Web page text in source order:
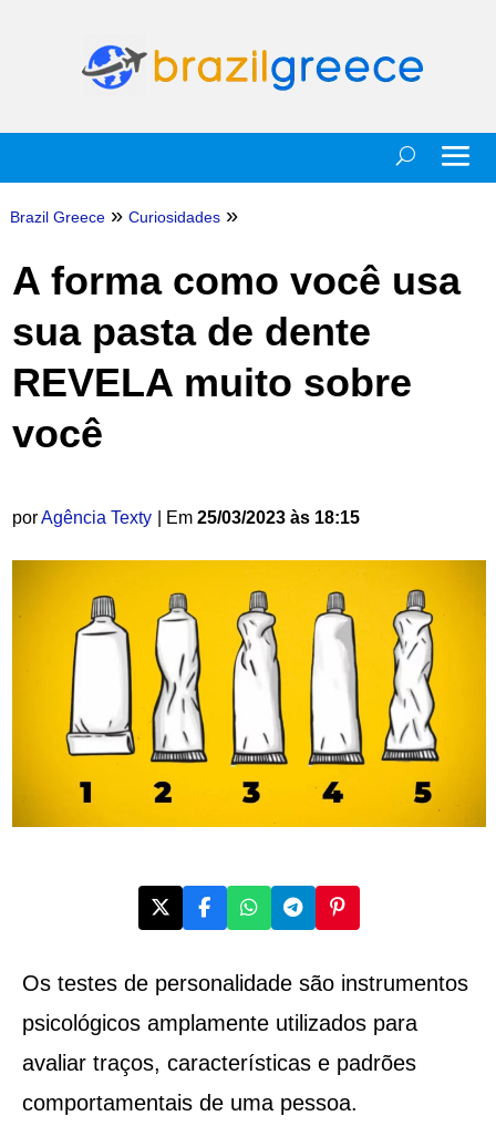
Brazil Greece » Curiosidades »
A forma como você usa
sua pasta de dente
REVELA muito sobre
você
porAgência Texty | Em 25/03/2023 às 18:15
Os testes de personalidade são instrumentos
psicológicos amplamente utilizados para
avaliar traços, características e padrões
comportamentais de uma pessoa.